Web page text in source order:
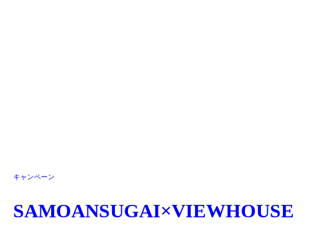
キャンペーン
SAMOANSUGAI×VIEWHOUSE